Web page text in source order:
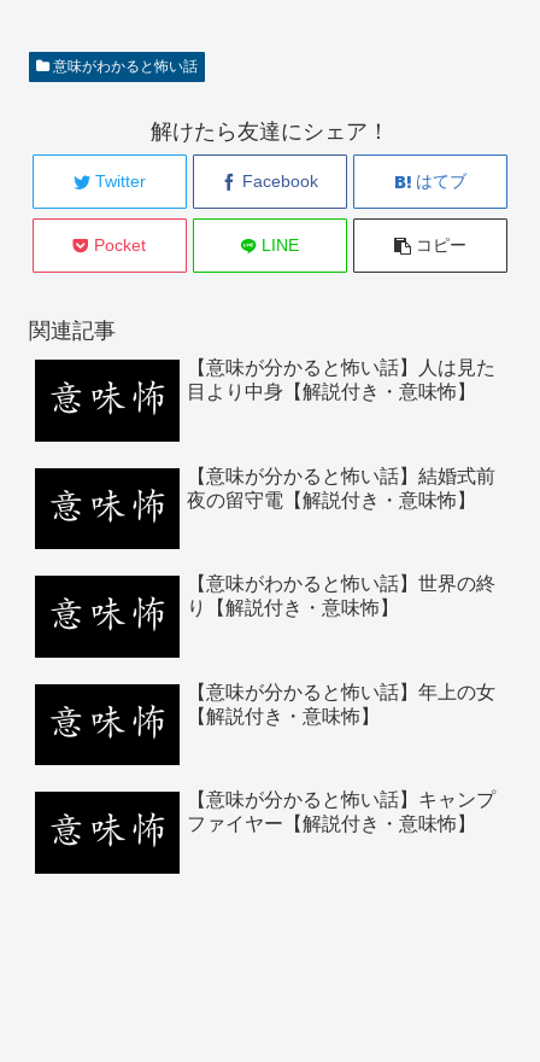
意味がわかると怖い話
解けたら友達にシェア！
Twitter Facebook はてブ
Pocket LINE コピー
関連記事
【意味が分かると怖い話】人は見た
目より中身【解説付き・意味怖】
【意味が分かると怖い話】結婚式前
夜の留守電【解説付き・意味怖】
【意味がわかると怖い話】世界の終
り【解説付き・意味怖】
【意味が分かると怖い話】年上の女
【解説付き・意味怖】
【意味が分かると怖い話】キャンプ
ファイヤー【解説付き・意味怖】